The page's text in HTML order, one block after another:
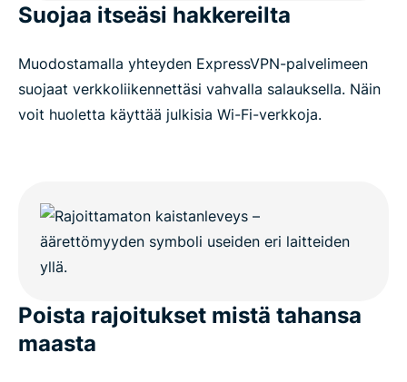
Suojaa itseäsi hakkereilta
Muodostamalla yhteyden ExpressVPN-palvelimeen
suojaat verkkoliikennettäsi vahvalla salauksella. Näin
voit huoletta käyttää julkisia Wi-Fi-verkkoja.
Poista rajoitukset mistä tahansa
maasta